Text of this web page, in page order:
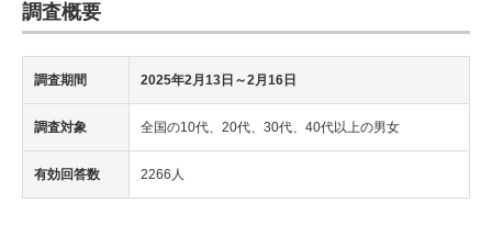
調査概要
調査期間 2025年2月13日～2月16日
調査対象 全国の10代、20代、30代、40代以上の男女
有効回答数 2266人